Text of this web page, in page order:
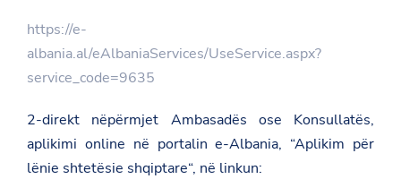
https://e-
albania.al/eAlbaniaServices/UseService.aspx?
service_code=9635
2-direkt nëpërmjet Ambasadës ose Konsullatës,
aplikimi online në portalin e-Albania, “Aplikim për
lënie shtetësie shqiptare“, në linkun: